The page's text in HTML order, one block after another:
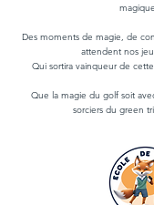
Des moments de magie, de
attendent nos
Qui sortira vainqueur de
Que la magie du golf soit
sorciers du green